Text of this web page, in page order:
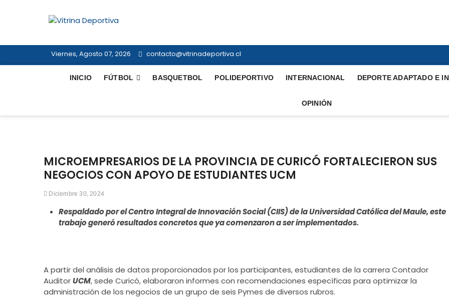
Viernes, Agosto 07, 2026 contacto@vitrinadeportiva.cl
INICIO FÚTBOL BASQUETBOL POLIDEPORTIVO INTERNACIONAL DEPORTE ADAPTADO E
OPINIÓN
MICROEMPRESARIOS DE LA PROVINCIA DE CURICÓ FORTALECIERON SUS
NEGOCIOS CON APOYO DE ESTUDIANTES UCM
Diciembre 30, 2024
Respaldado por el Centro Integral de Innovación Social (CIIS) de la Universidad Católica delMaule, este
trabajo generó resultados concretos que ya comenzaron a ser implementados.
A partir del análisis de datos proporcionados por los participantes, estudiantes de la carrera Contador
AuditorUCM, sede Curicó, elaboraron informes con recomendaciones específicas para optimizar la
administración de los negocios de un grupo de seis Pymes de diversos rubros.